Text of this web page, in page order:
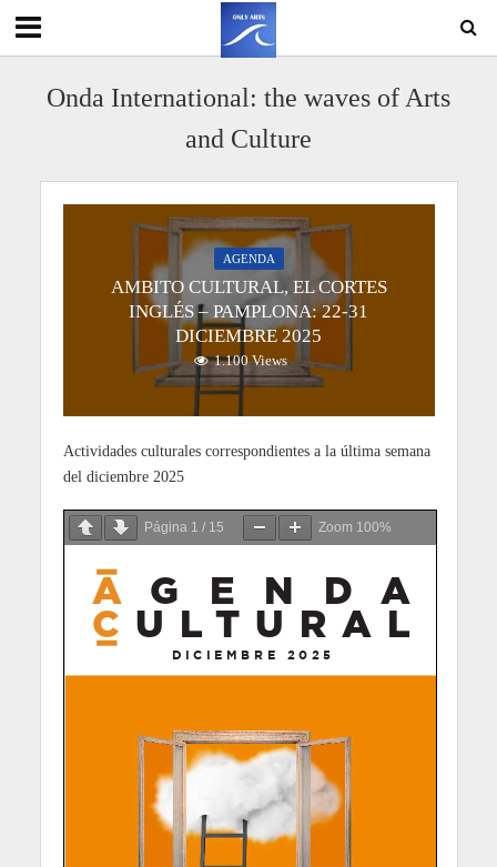
Onda International: the waves of Arts
and Culture
AGENDA
AMBITO CULTURAL, EL CORTES
INGLÉS – PAMPLONA: 22-31
DICIEMBRE 2025
1.100 Views
Actividades culturales correspondientes a la última semana
del diciembre 2025
Página 1 / 15 Zoom 100%